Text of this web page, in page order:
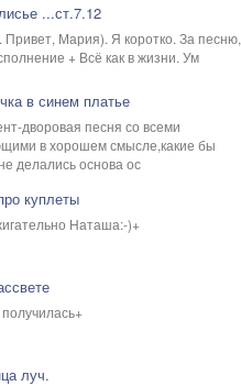
...ст.7.12
Привет, Мария). Я коротко. За песню,
+ Всё как в жизни. Ум
в синем платье
дворовая песня со всеми
в хорошем смысле,какие бы
делались основа ос
куплеты
Наташа:-)+
луч.